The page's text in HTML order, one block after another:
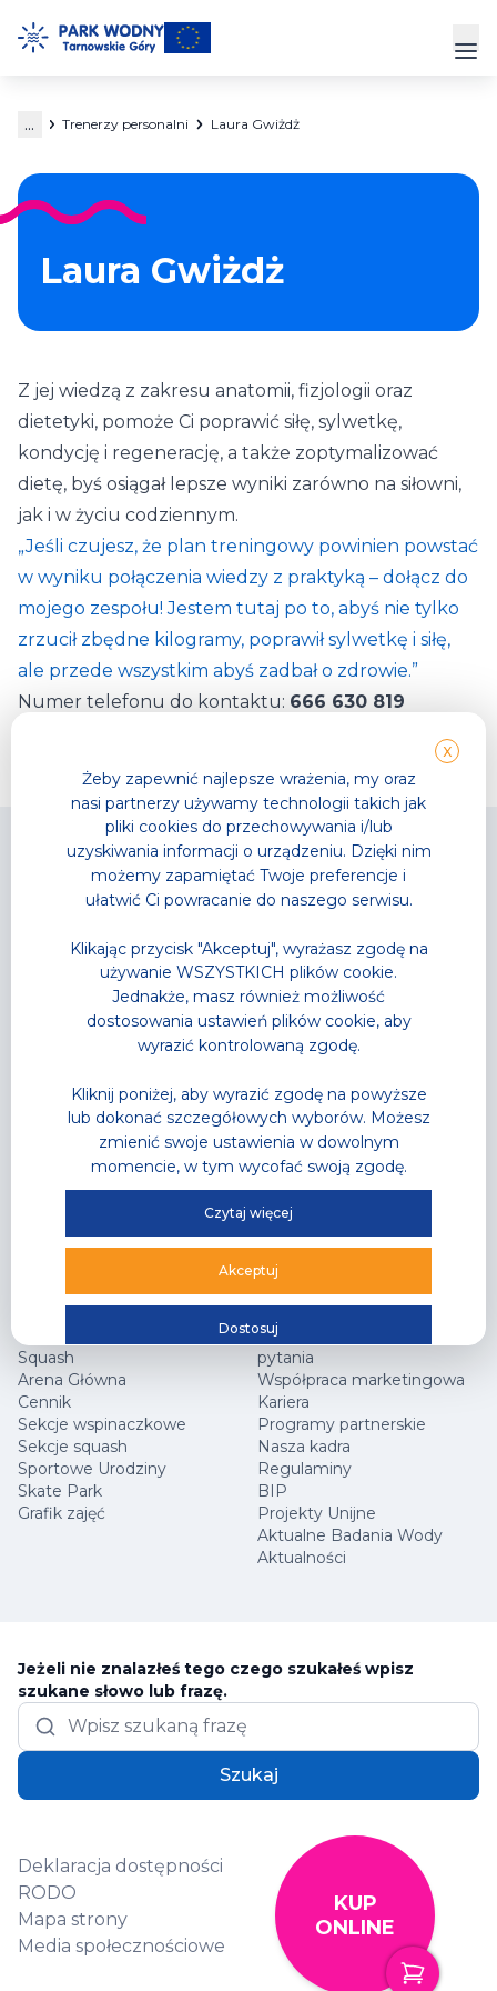
do
Park Wodny
Siłownia
Cennik
Kontakt
... Trenerzy personalni Laura Gwiżdż
Laura Gwiżdż
Z jej wiedzą z zakresu anatomii, fizjologii oraz
dietetyki, pomoże Ci poprawić siłę, sylwetkę,
kondycję i regenerację, a także zoptymalizować
dietę, byś osiągał lepsze wyniki zarówno na siłowni,
jak i w życiu codziennym.
„Jeśli czujesz, że plan treningowy powinien powstać
w wyniku połączenia wiedzy z praktyką – dołącz do
mojego zespołu! Jestem tutaj po to, abyś nie tylko
zrzucił zbędne kilogramy, poprawił sylwetkę i siłę,
ale przede wszystkim abyś zadbał o zdrowie.”
Numer telefonu do kontaktu: 666 630 819
Park Wodny
Wodne atrakcje
Akademia Pływania
Letnia Akademia Przygody
– Półkolonie
Wodne Urodziny
Lodowisko
Gastronomia
Grafik zajęć
TG GYM PARK
Strefy sportowe
Zajęcia fitness
Cennik
Karnety
Trenerzy personalni
Centrum Wspinaczkowe Klif
Squash
Arena Główna
Cennik
Sekcje wspinaczkowe
Sekcje squash
Sportowe Urodziny
Skate Park
Grafik zajęć
Najczęściej zadawane
pytania
Współpraca marketingowa
Kariera
Programy partnerskie
Nasza kadra
Regulaminy
BIP
Projekty Unijne
Aktualne Badania Wody
Aktualności
Jeżeli nie znalazłeś tego czego szukałeś wpisz
szukane słowo lub frazę.
Szukaj
Deklaracja dostępności
RODO
Mapa strony
Media społecznościowe
KUP
ONLINE
X
Żeby zapewnić najlepsze wrażenia, my oraz
nasi partnerzy używamy technologii takich jak
pliki cookies do przechowywania i/lub
uzyskiwania informacji o urządzeniu. Dzięki nim
możemy zapamiętać Twoje preferencje i
ułatwić Ci powracanie do naszego serwisu.
Klikając przycisk "Akceptuj", wyrażasz zgodę na
używanie WSZYSTKICH plików cookie.
Jednakże, masz również możliwość
dostosowania ustawień plików cookie, aby
wyrazić kontrolowaną zgodę.
Kliknij poniżej, aby wyrazić zgodę na powyższe
lub dokonać szczegółowych wyborów. Możesz
zmienić swoje ustawienia w dowolnym
momencie, w tym wycofać swoją zgodę.
Czytaj więcej
Akceptuj
Dostosuj